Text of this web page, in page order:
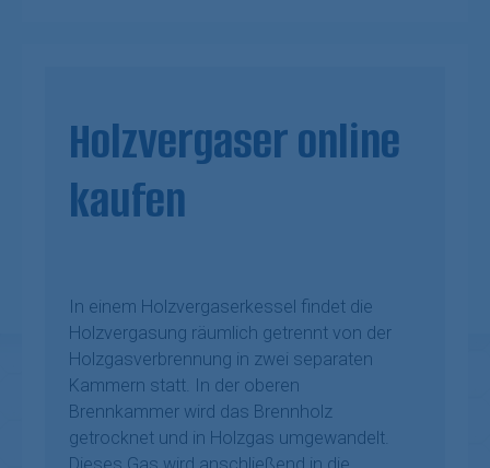
Holzvergaser online
kaufen
In einem Holzvergaserkessel findet die
Holzvergasung räumlich getrennt von der
Holzgasverbrennung in zwei separaten
Kammern statt. In der oberen
Brennkammer wird das Brennholz
getrocknet und in Holzgas umgewandelt.
Dieses Gas wird anschließend in die